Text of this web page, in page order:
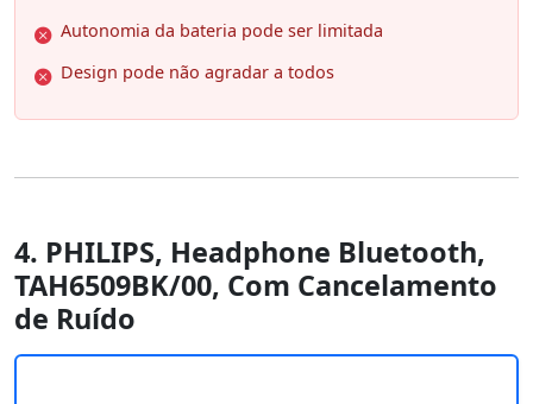
Autonomia da bateria pode ser limitada
Design pode não agradar a todos
4. PHILIPS, Headphone Bluetooth,
TAH6509BK/00, Com Cancelamento
de Ruído